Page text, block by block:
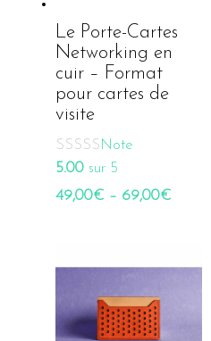
Le Porte-Cartes
Networking en
cuir – Format
pour cartes de
visite
Note
5.00sur 5
49,00€ – 69,00€